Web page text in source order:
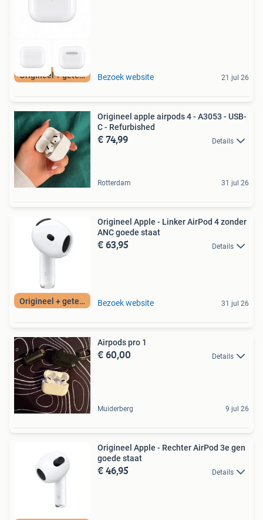
Origineel + getest Bezoek website 21 jul 26
Origineel apple airpods 4 - A3053 - USB-
C - Refurbished
€ 74,99 Details
Rotterdam 31 jul 26
Origineel + getest
Origineel Apple - Linker AirPod 4 zonder
ANC goede staat
€ 63,95 Details
Bezoek website 31 jul 26
Airpods pro 1
€ 60,00 Details
Muiderberg 9 jul 26
Origineel Apple - Rechter AirPod 3e gen
goede staat
€ 46,95 Details